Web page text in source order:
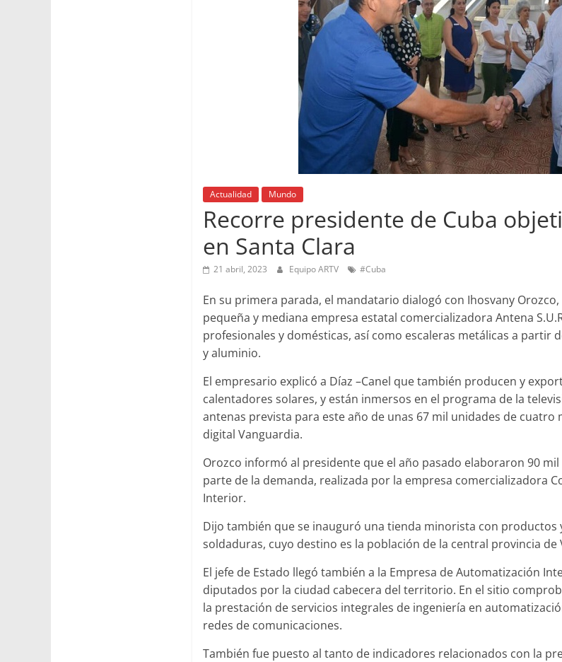
Actualidad Mundo
Recorre presidente de Cuba
en Santa Clara
21 abril, 2023 Equipo ARTV #Cuba
En su primera parada, el mandatario dialogó con Ihosvany
pequeña y mediana empresa estatal comercializadora Antena
profesionales y domésticas, así como escaleras metálicas a partir
y aluminio.
El empresario explicó a Díaz –Canel que también producen y
calentadores solares, y están inmersos en el programa de la
antenas prevista para este año de unas 67 mil unidades de
digital Vanguardia.
Orozco informó al presidente que el año pasado elaboraron 90
parte de la demanda, realizada por la empresa comercializadora
Interior.
Dijo también que se inauguró una tienda minorista con productos
soldaduras, cuyo destino es la población de la central provincia de
El jefe de Estado llegó también a la Empresa de Automatización
diputados por la ciudad cabecera del territorio. En el sitio
la prestación de servicios integrales de ingeniería en
redes de comunicaciones.
También fue puesto al tanto de indicadores relacionados con la